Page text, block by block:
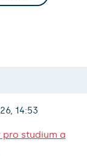
14:53
pro studium a